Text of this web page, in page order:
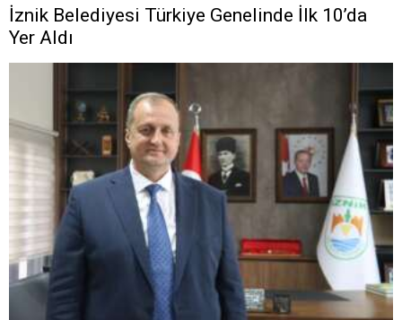
İznik Belediyesi Türkiye Genelinde İlk 10’da
Yer Aldı